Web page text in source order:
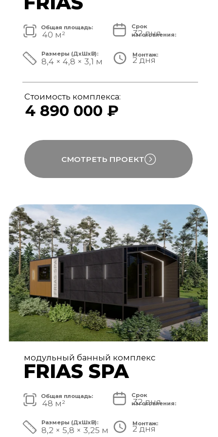
8 750 000 ₽
Стоимость комплекса:
5 дней
11,2 × 6,5 × 3,25 м
Размеры (ДxШxВ):
80 дней
Срок
изготовления:
72 м²
Общая площадь:
модульный банный комплекс
FRIAS PREMIUM
СМОТРЕТЬ ПРОЕКТ
5 820 000 ₽
СМОТРЕТЬ ПРОЕКТ